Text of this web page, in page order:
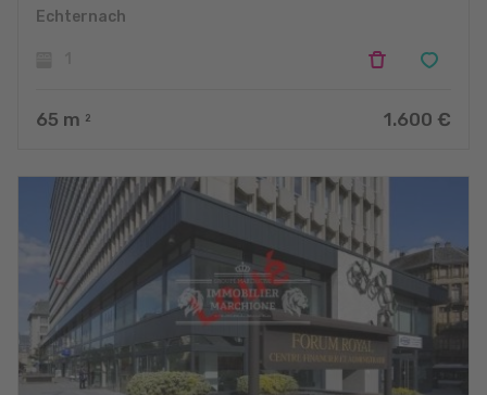
Echternach
65 m 2 1.600 €